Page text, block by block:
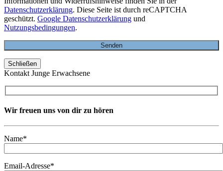
Datenschutzerklärung. Diese Seite ist durch reCAPTCHA
geschützt. Google Datenschutzerklärung und
Nutzungsbedingungen.
Schließen
Kontakt Junge Erwachsene
Wir freuen uns von dir zu hören
Name*
Email-Adresse*